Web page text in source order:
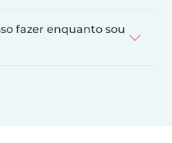
fazer enquanto sou